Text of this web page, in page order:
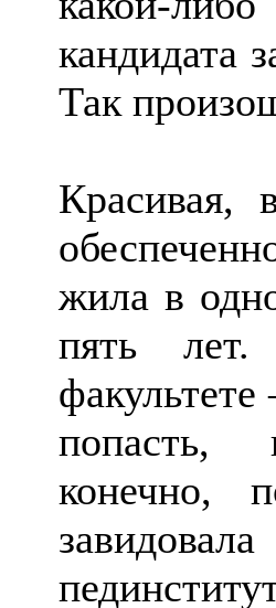
кандидата
Так
Красивая,
жила в
пять лет.
попасть,
конечно,